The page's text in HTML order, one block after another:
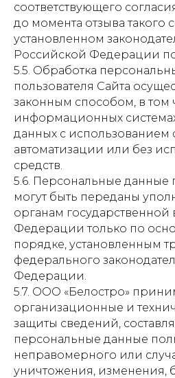
соответствующего
до момента отзыва такого
установленном
Российской Федерации
5.5. Обработка
пользователя Сайта
законным способом, в том
информационных
данных с использованием
автоматизации или без
средств.
5.6. Персональные данные
могут быть переданы
органам государственной
Федерации только по
порядке, установленным
федерального
Федерации.
5.7. ООО «Белостро»
организационные и
защиты сведений,
персональные данные
неправомерного или
уничтожения, изменения,